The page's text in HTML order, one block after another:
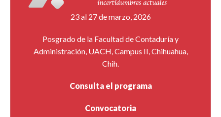
23 al 27 de marzo, 2026
Posgrado de la Facultad de Contaduría y
Administración, UACH, Campus II, Chihuahua,
Chih.
Consulta el programa
Convocatoria